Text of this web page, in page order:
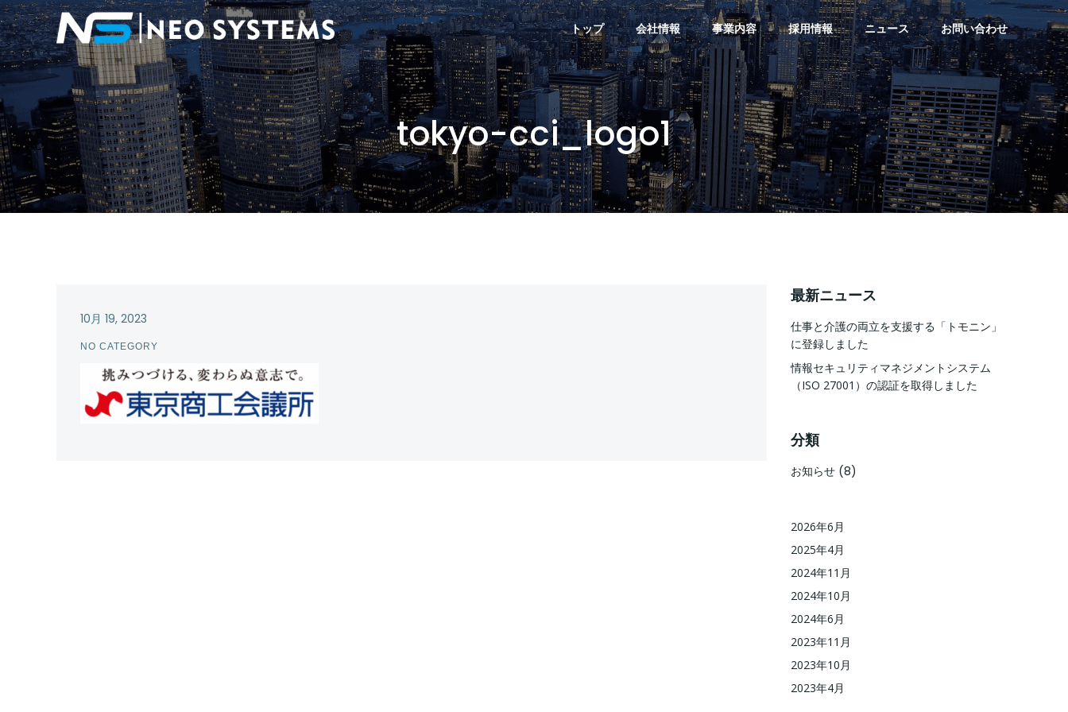
トップ 会社情報 事業内容 採用情報 ニュース お問い合わせ
tokyo-cci_logo1
10月 19, 2023
NO CATEGORY
最新ニュース
仕事と介護の両立を支援する「トモニン」
に登録しました
情報セキュリティマネジメントシステム
（ISO 27001）の認証を取得しました
分類
お知らせ (8)
2026年6月
2025年4月
2024年11月
2024年10月
2024年6月
2023年11月
2023年10月
2023年4月